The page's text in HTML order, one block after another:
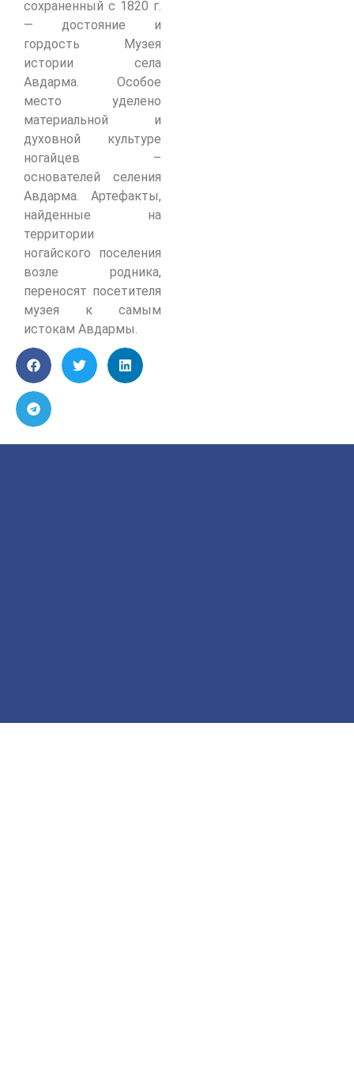
сохраненный с 1820 г.
— достояние и
гордость Музея
истории села
Авдарма. Особое
место уделено
материальной и
духовной культуре
ногайцев –
основателей селения
Авдарма. Артефакты,
найденные на
территории
ногайского поселения
возле родника,
переносят посетителя
музея к самым
истокам Авдармы.